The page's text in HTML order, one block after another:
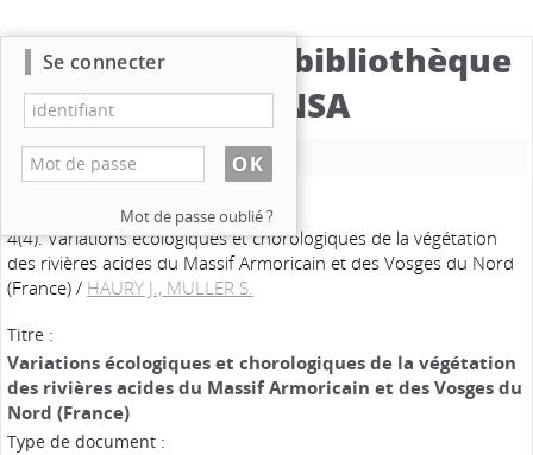
Catalogue de la bibliothèque
du CBNSA
Nouvelle recherche
4(4). Variations écologiques et chorologiques de la végétation
des rivières acides du Massif Armoricain et des Vosges du Nord
(France)/ HAURY J., MULLER S.
Titre :
Variations écologiques et chorologiques de la végétation
des rivières acides du Massif Armoricain et des Vosges du
Nord (France)
Type de document :
Se connecter
Mot de passe oublié ?